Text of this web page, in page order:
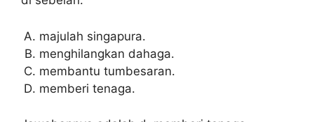
majulah singapura.
menghilangkan dahaga.
membantu tumbesaran.
memberi tenaga.